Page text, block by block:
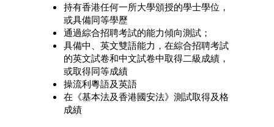
持有香港任何一所大學頒授的學士學位，
或具備同等學歷
通過綜合招聘考試的能力傾向測試；
具備中、英文雙語能力，在綜合招聘考試
的英文試卷和中文試卷中取得二級成績，
或取得同等成績
操流利粵語及英語
在《基本法及香港國安法》測試取得及格
成績